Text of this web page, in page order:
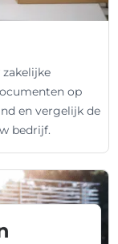
op
en vergelijk de
bedrijf.